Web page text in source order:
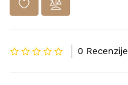
0 Recenzije